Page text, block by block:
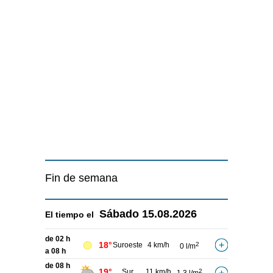
Fin de semana
El tiempo el Sábado 15.08.2026
de 02 h
a 08 h
18°Suroeste 4 km/h 0 l/m2
de 08 h
2